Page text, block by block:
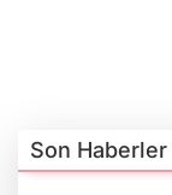
Son Haberler